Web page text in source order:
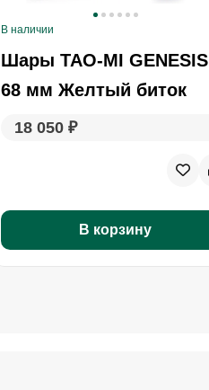
В наличии
Шары TAO-MI GENESIS
68 мм Желтый биток
18 050 ₽
В корзину